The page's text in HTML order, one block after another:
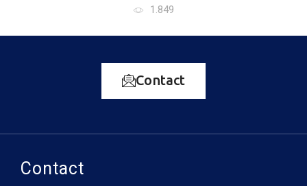
1.849
Contact
Contact